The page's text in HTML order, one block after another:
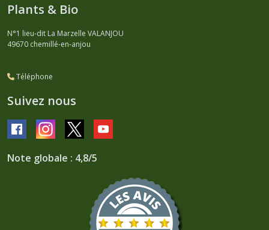
Plants & Bio
N°1 lieu-dit La Marzelle VALANJOU
49670 chemillé-en-anjou
Téléphone
Suivez nous
Note globale : 4,8/5